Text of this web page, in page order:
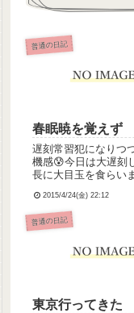
普通の日記
春眠暁を覚えず
遅刻常習犯になりつ
機感😰今日は大遅刻
長に大目玉を食らい
寝惚けていたらしい
としてこれはいかん
では特に何ともなか
何故??春だから??と
2015/4/24(金) 22:12
普通の日記
東京行ってきた